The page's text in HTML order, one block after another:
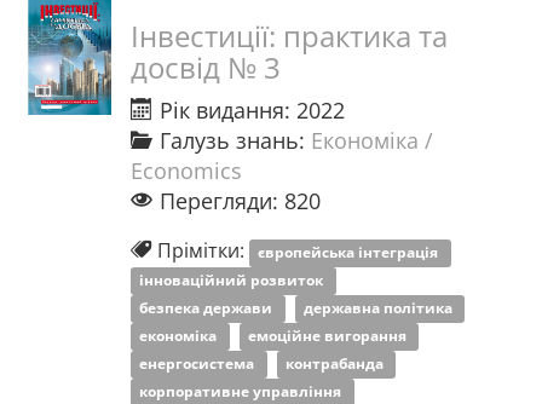
Інвестиції: практика та
досвід № 3
Рік видання: 2022
Галузь знань: Економіка /
Economics
Перегляди: 820
Прімітки: європейська інтеграція
інноваційний розвиток
безпека держави
державна політика
економіка
емоційне вигорання
енергосистема
контрабанда
корпоративне управління